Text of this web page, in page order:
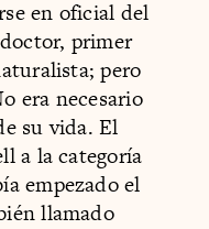
en oficial del
primer
pero
era necesario
su vida. El
a la categoría
empezado el
llamado